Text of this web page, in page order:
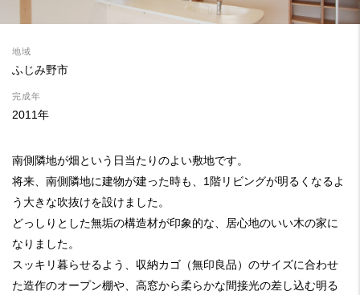
地域
ふじみ野市
完成年
2011年
南側隣地が畑という日当たりのよい敷地です。
将来、南側隣地に建物が建った時も、1階リビングが明るくなるよ
う大きな吹抜けを設けました。
どっしりとした無垢の構造材が印象的な、居心地のいい木の家に
なりました。
スッキリ暮らせるよう、収納カゴ（無印良品）のサイズに合わせ
た造作のオープン棚や、高窓から柔らかな間接光の差し込む明る